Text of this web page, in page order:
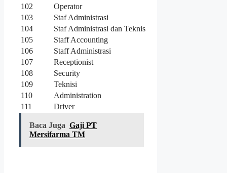
102
Operator
103
Staf Administrasi
104
Staf Administrasi dan Teknis
105
Staff Accounting
106
Staff Administrasi
107
Receptionist
108
Security
109
Teknisi
110
Administration
111
Driver
Baca Juga Gaji PT
Mersifarma TM